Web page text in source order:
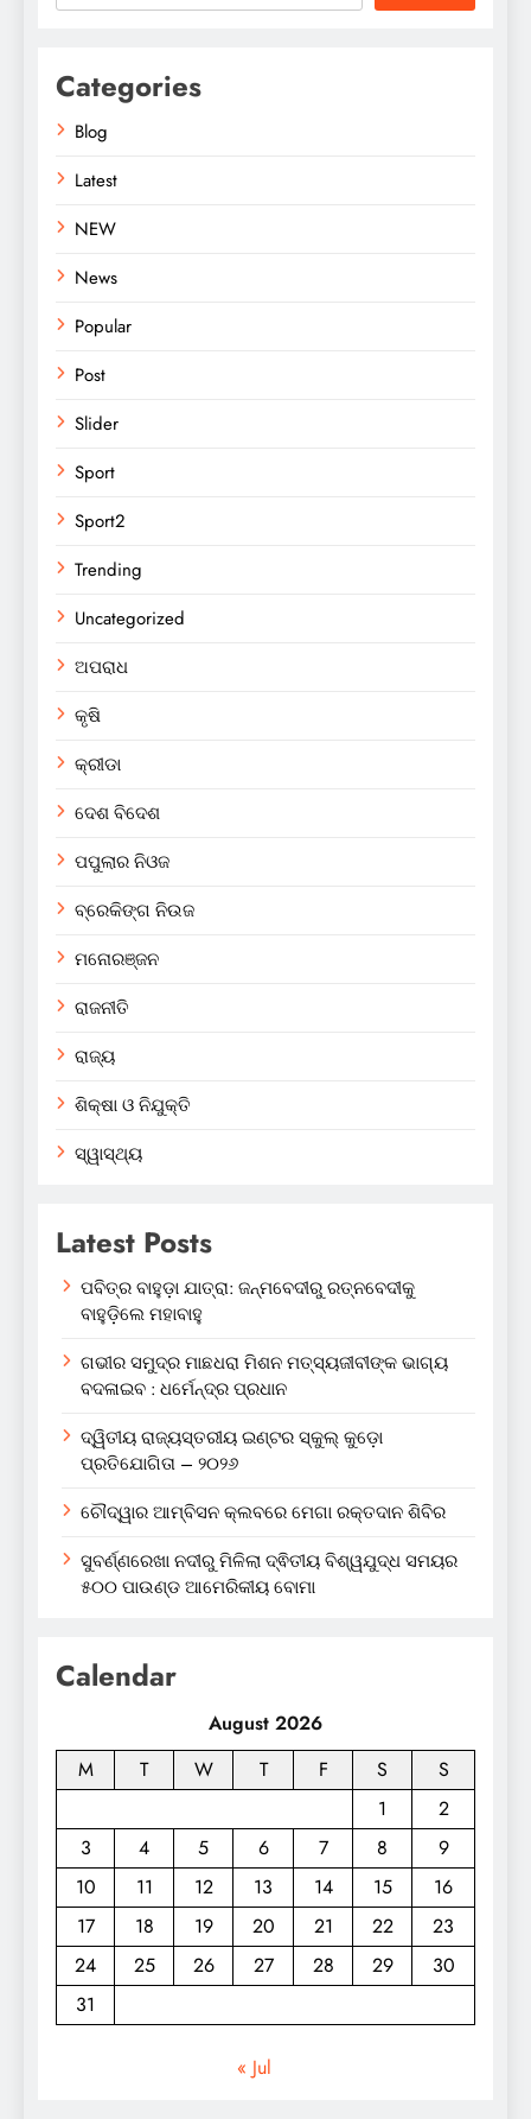
Categories
Blog
Latest
NEW
News
Popular
Post
Slider
Sport
Sport2
Trending
Uncategorized
ଅପରାଧ
କୃଷି
କ୍ରୀଡା
ଦେଶ ବିଦେଶ
ପପୁଲାର ନିଓଜ
ବ୍ରେକିଙ୍ଗ ନିଉଜ
ମନୋରଞ୍ଜନ
ରାଜନୀତି
ରାଜ୍ୟ
ଶିକ୍ଷା ଓ ନିଯୁକ୍ତି
ସ୍ୱାସ୍ଥ୍ୟ
Latest Posts
ପବିତ୍ର ବାହୁଡ଼ା ଯାତ୍ରା: ଜନ୍ମବେଦୀରୁ ରତ୍ନବେଦୀକୁ
ବାହୁଡ଼ିଲେ ମହାବାହୁ
ଗଭୀର ସମୁଦ୍ର ମାଛଧରା ମିଶନ ମତ୍ସ୍ୟଜୀବୀଙ୍କ ଭାଗ୍ୟ
ବଦଳାଇବ : ଧର୍ମେନ୍ଦ୍ର ପ୍ରଧାନ
ଦ୍ୱିତୀୟ ରାଜ୍ୟସ୍ତରୀୟ ଇଣ୍ଟର ସ୍କୁଲ୍ କୁଡ଼ୋ
ପ୍ରତିଯୋଗିତା – ୨୦୨୬
ଚୌଦ୍ୱାର ଆମ୍ବିସନ କ୍ଲବରେ ମେଗା ରକ୍ତଦାନ ଶିବିର
ସୁବର୍ଣ୍ଣରେଖା ନଦୀରୁ ମିଳିଲା ଦ୍ଵିତୀୟ ବିଶ୍ୱଯୁଦ୍ଧ ସମୟର
୫୦୦ ପାଉଣ୍ଡ ଆମେରିକୀୟ ବୋମା
Calendar
August 2026
M
T W T F S
S
1
2
3
4 5 6 7 8
9
10
11 12 13 14 15
16
17
18 19 20 21 22
23
24
25 26 27 28 29
30
31
« Jul